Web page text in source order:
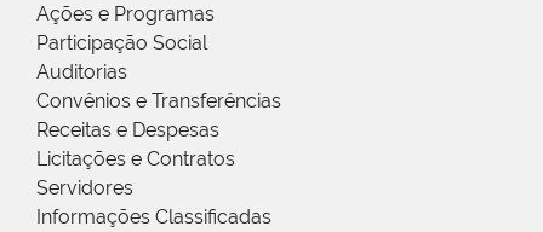
Ações e Programas
Participação Social
Auditorias
Convênios e Transferências
Receitas e Despesas
Licitações e Contratos
Servidores
Informações Classificadas